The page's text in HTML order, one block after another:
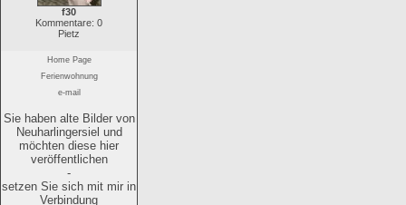
f30
Kommentare: 0
Pietz
Home Page
Ferienwohnung
e-mail
Sie haben alte Bilder von
Neuharlingersiel und
möchten diese hier
veröffentlichen
-
setzen Sie sich mit mir in
Verbindung